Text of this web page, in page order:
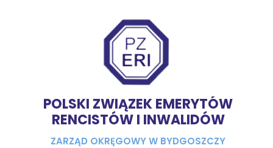
POLSKI ZWIĄZEK EMERYTÓW
RENCISTÓW I INWALIDÓW
ZARZĄD OKRĘGOWY W BYDGOSZCZY